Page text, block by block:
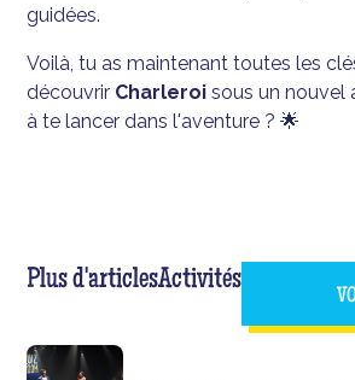
guidées.
Voilà, tu as maintenant toutes les
découvrir Charleroi sous un nouvel
à te lancer dans l'aventure ? 🌟
Plus d'articlesActivités